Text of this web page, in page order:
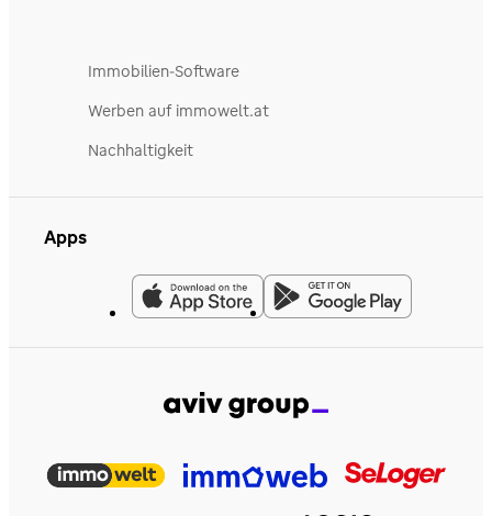
Immobilien-Software
Werben auf immowelt.at
Nachhaltigkeit
Apps